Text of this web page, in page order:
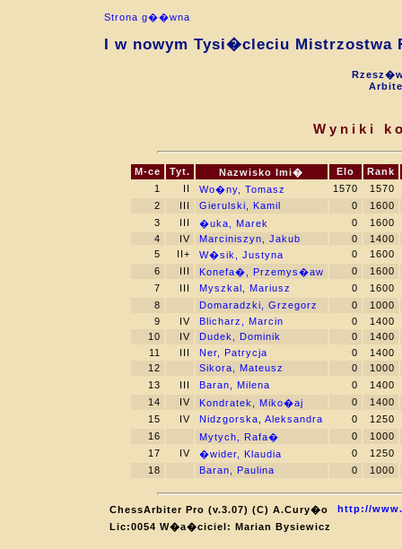
Strona g��wna
I w nowym Tysi�cleciu Mistrzostwa
Wyniki
M-ce Tyt. Nazwisko Imi� Elo
Rank
1
II Wo�ny, Tomasz 1570
1570
2
III Gierulski, Kamil 0
1600
3
III �uka, Marek 0
1600
4
IV Marciniszyn, Jakub 0
1400
5
II+ W�sik, Justyna 0
1600
6
III Konefa�, Przemys�aw 0
1600
7
III Myszkal, Mariusz 0
1600
8
Domaradzki, Grzegorz 0
1000
9
IV Blicharz, Marcin 0
1400
10
IV Dudek, Dominik 0
1400
11
III Ner, Patrycja 0
1400
12
Sikora, Mateusz 0
1000
13
III Baran, Milena 0
1400
14
IV Kondratek, Miko�aj 0
1400
15
IV Nidzgorska, Aleksandra 0
1250
16
Mytych, Rafa� 0
1000
17
IV �wider, Klaudia 0
1250
18
Baran, Paulina 0 1000
ChessArbiter Pro (v.3.07) (C) A.Cury�o
http://
Lic:0054 W�a�ciciel: Marian Bysiewicz